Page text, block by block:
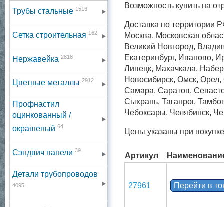
Трубы стальные 1516
Сетка строительная 162
Нержавейка 2818
Цветные металлы 2912
Профнастил
оцинкованный /
окрашеный 64
Сэндвич панели 39
Детали трубопроводов
4095
Возможность купить на
Доставка по территории
Москва, Московская
Великий Новгород,
Екатеринбург, Иваново,
Липецк, Махачкала,
Новосибирск, Омск, Орел,
Самара, Саратов,
Сыхрань, Таганрог,
Чебоксары, Челябинск,
Цены указаны при
Артикул
27961 Перейти в